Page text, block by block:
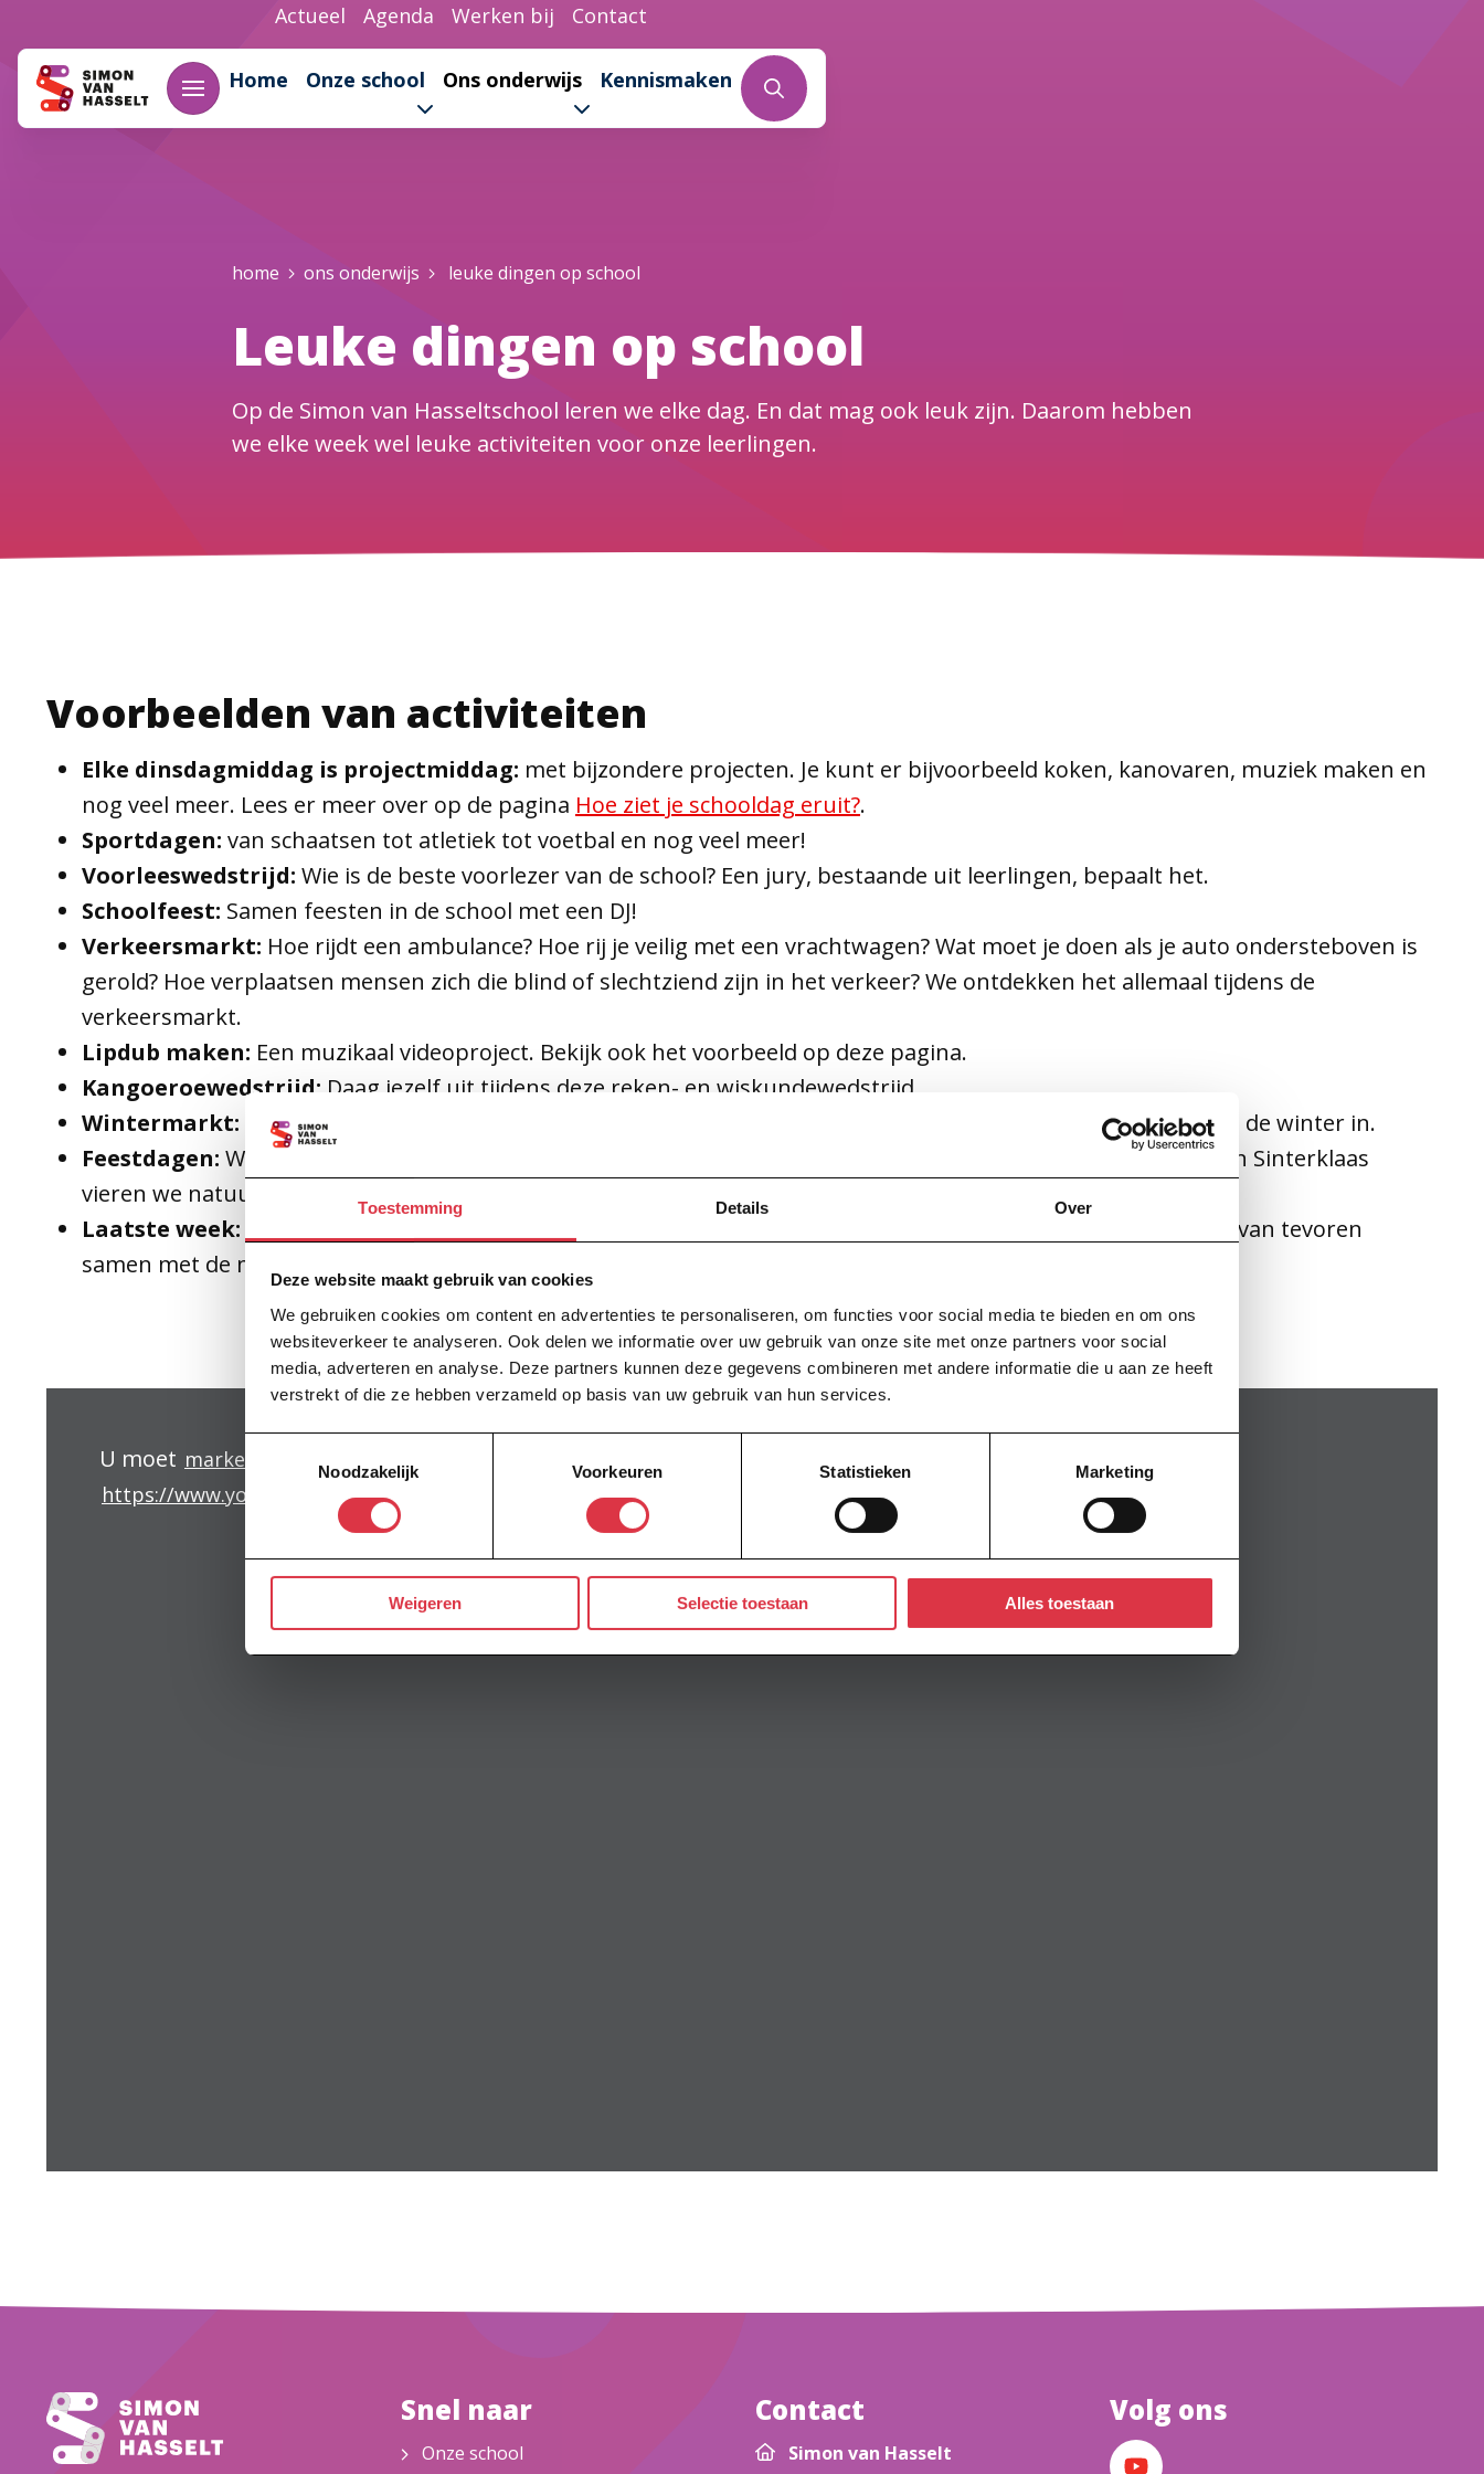
Toestemming Details Over
Deze website maakt gebruik van cookies
We gebruiken cookies om content en advertenties te personaliseren, om functies voor social media te bieden en om ons
websiteverkeer te analyseren. Ook delen we informatie over uw gebruik van onze site met onze partners voor social
media, adverteren en analyse. Deze partners kunnen deze gegevens combineren met andere informatie die u aan ze heeft
verstrekt of die ze hebben verzameld op basis van uw gebruik van hun services.
Noodzakelijk
Voorkeuren Statistieken Marketing
Weigeren Selectie toestaan Alles toestaan
Overslaan en naar de inhoud gaan
Actueel Agenda Werken bij Contact
Home Onze school Ons onderwijs Kennismaken
Kruimelpad
home ons onderwijs leuke dingen op school
Leuke dingen op school
Op de Simon van Hasseltschool leren we elke dag. En dat mag ook leuk zijn. Daarom hebben
we elke week wel leuke activiteiten voor onze leerlingen.
Voorbeelden van activiteiten
Elke dinsdagmiddag is projectmiddag: met bijzondere projecten. Je kunt er bijvoorbeeld koken, kanovaren, muziek maken en
nog veel meer. Lees er meer over op de pagina Hoe ziet je schooldag eruit?.
Sportdagen: van schaatsen tot atletiek tot voetbal en nog veel meer!
Voorleeswedstrijd: Wie is de beste voorlezer van de school? Een jury, bestaande uit leerlingen, bepaalt het.
Schoolfeest: Samen feesten in de school met een DJ!
Verkeersmarkt: Hoe rijdt een ambulance? Hoe rij je veilig met een vrachtwagen? Wat moet je doen als je auto ondersteboven is
gerold? Hoe verplaatsen mensen zich die blind of slechtziend zijn in het verkeer? We ontdekken het allemaal tijdens de
verkeersmarkt.
Lipdub maken: Een muzikaal videoproject. Bekijk ook het voorbeeld op deze pagina.
Kangoeroewedstrijd: Daag jezelf uit tijdens deze reken- en wiskundewedstrijd.
Wintermarkt: Puzzels, koekjes bakken, sjoelen, tafeltennis, knutselen, film kijken... Zo gaan we samen gezellig de winter in.
Feestdagen: We besteden ook aandacht aan de traditionele feestdagen. Met kerst eten we samen op school en Sinterklaas
vieren we natuurlijk ook.
Laatste week: We sluiten het schooljaar altijd af met een week vol activiteiten of kamp. Leerlingen bespreken van tevoren
samen met de mentor wat zij graag willen doen in die week.
U moet marketing-cookies accepteren om deze ingesloten inhoud te bekijken van
https://www.youtube.com/embed/d2iFaGxJxws?feature=oembed
Snel naar
Onze school
Contact
Simon van Hasselt
Volg ons